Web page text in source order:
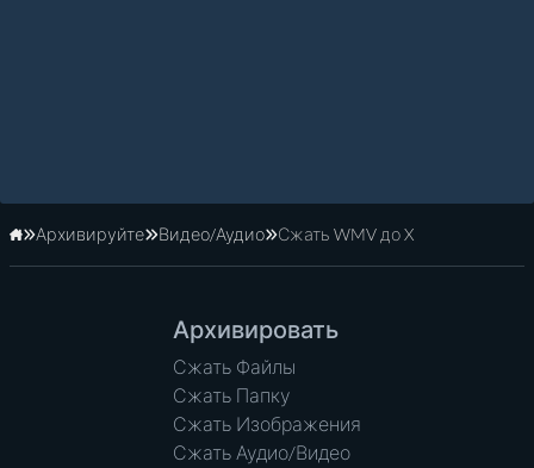
Главная
Архивируйте Видео/Аудио Сжать WMV до X
Архивировать
Сжать Файлы
Сжать Папку
Сжать Изображения
Сжать Аудио/Видео